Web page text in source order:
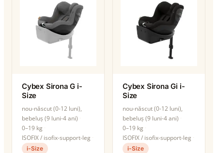
Cybex Sirona G i-
Size
nou-născut (0-12 luni),
bebeluș (9 luni-4 ani)
0–19 kg
ISOFIX / isofix-support-leg
i-Size
Cybex Sirona Gi i-
Size
nou-născut (0-12 luni),
bebeluș (9 luni-4 ani)
0–19 kg
ISOFIX / isofix-support-leg
i-Size